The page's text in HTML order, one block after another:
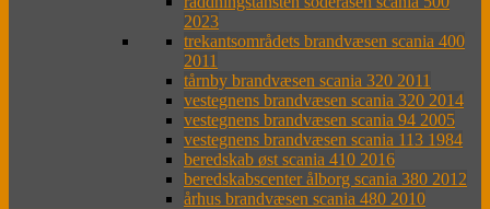
2023
trekantsområdets brandvæsen scania 400
2011
tårnby brandvæsen scania 320 2011
vestegnens brandvæsen scania 320 2014
vestegnens brandvæsen scania 94 2005
vestegnens brandvæsen scania 113 1984
beredskab øst scania 410 2016
beredskabscenter ålborg scania 380 2012
århus brandvæsen scania 480 2010